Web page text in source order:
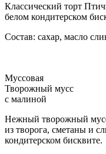
Классический торт
белом кондитерском
Состав: сахар, масло
Муссовая
Творожный мусс
с малиной
Нежный творожный
из творога, сметаны и
кондитерском бисквите.